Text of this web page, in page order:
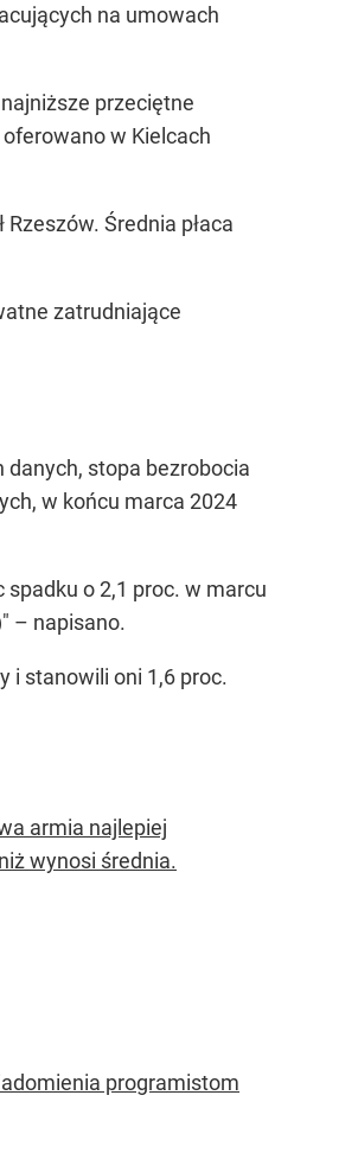
na umowach
przeciętne
w Kielcach
Średnia płaca
zatrudniające
danych, stopa bezrobocia
w końcu marca 2024
o 2,1 proc. w marcu
– napisano.
i stanowili oni 1,6 proc.
armia najlepiej
wynosi średnia.
programistom